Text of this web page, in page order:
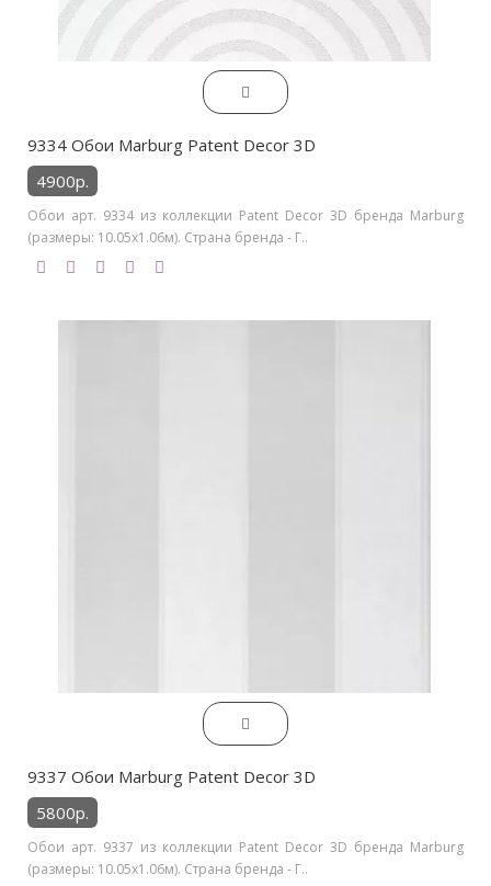
9334 Обои Marburg Patent Decor 3D
4900р.
Обои арт. 9334 из коллекции Patent Decor 3D бренда Marburg
(размеры: 10.05х1.06м). Страна бренда - Г..
9337 Обои Marburg Patent Decor 3D
5800р.
Обои арт. 9337 из коллекции Patent Decor 3D бренда Marburg
(размеры: 10.05х1.06м). Страна бренда - Г..